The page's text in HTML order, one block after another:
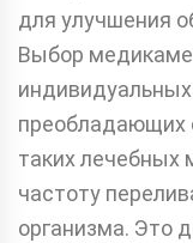
для улучшения
Выбор
преобладающих
таких лечебных
частоту
организма. Это